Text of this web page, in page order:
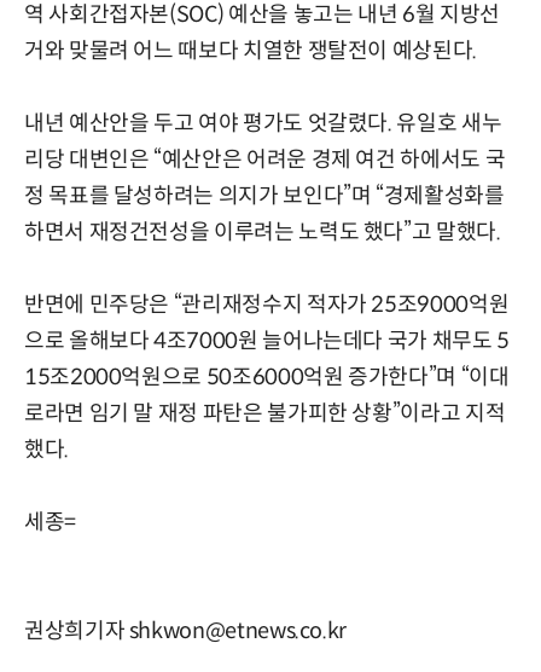
역 사회간접자본(SOC) 예산을 놓고는 내년 6월 지방선
거와 맞물려 어느 때보다 치열한 쟁탈전이 예상된다.
내년 예산안을 두고 여야 평가도 엇갈렸다. 유일호 새누
리당 대변인은 “예산안은 어려운 경제 여건 하에서도 국
정 목표를 달성하려는 의지가 보인다”며 “경제활성화를
하면서 재정건전성을 이루려는 노력도 했다”고 말했다.
반면에 민주당은 “관리재정수지 적자가 25조9000억원
으로 올해보다 4조7000원 늘어나는데다 국가 채무도 5
15조2000억원으로 50조6000억원 증가한다”며 “이대
로라면 임기 말 재정 파탄은 불가피한 상황”이라고 지적
했다.
세종=
권상희기자 shkwon@etnews.co.kr